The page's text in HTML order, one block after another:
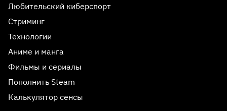
Любительский киберспорт
Стриминг
Технологии
Аниме и манга
Фильмы и сериалы
Пополнить Steam
Калькулятор сенсы